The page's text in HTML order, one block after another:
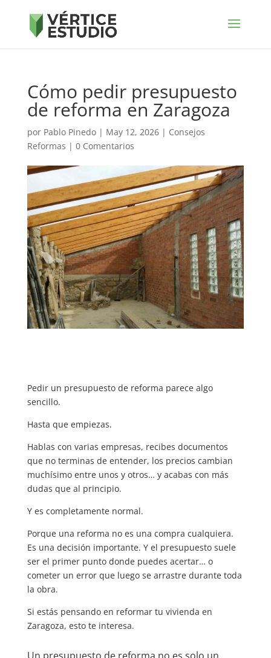
Cómo pedir presupuesto
de reforma en Zaragoza
por Pablo Pinedo| May 12, 2026| Consejos
Reformas | 0 Comentarios
Pedir un presupuesto de reforma parece algo
sencillo.
Hasta que empiezas.
Hablas con varias empresas, recibes documentos
que no terminas de entender, los precios cambian
muchísimo entre unos y otros… y acabas con más
dudas que al principio.
Y es completamente normal.
Porque una reforma no es una compra cualquiera.
Es una decisión importante. Y el presupuesto suele
ser el primer punto donde puedes acertar… o
cometer un error que luego se arrastre durante toda
la obra.
Si estás pensando en reformar tu vivienda en
Zaragoza, esto te interesa.